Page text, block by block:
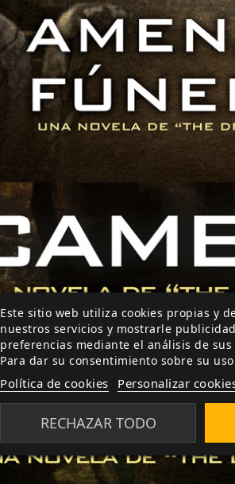
Este sitio web utiliza cookies propias y
nuestros servicios y mostrarle
preferencias mediante el análisis de
Para dar su consentimiento sobre su
Política de cookies Personalizar
RECHAZAR TODO